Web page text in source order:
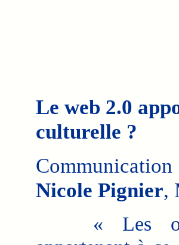
Le web 2.0
culturelle ?
Nicole Pignier,
« Les